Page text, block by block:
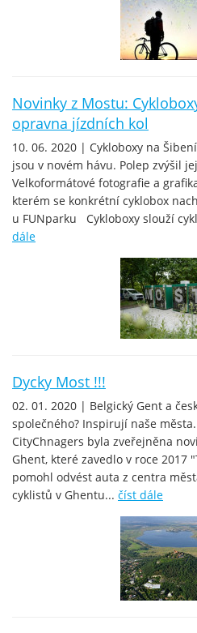
Novinky z Mostu:
opravna jízdních kol
10. 06. 2020 | Cykloboxy na
jsou v novém hávu. Polep zvýšil
Velkoformátové fotografie a
kterém se konkrétní cyklobox
u FUNparku Cykloboxy slouží
dále
Dycky Most !!!
02. 01. 2020 | Belgický Gent a
společného? Inspirují naše
CityChnagers byla zveřejněna
Ghent, které zavedlo v roce 2017
pomohl odvést auta z centra
cyklistů v Ghentu... číst dále